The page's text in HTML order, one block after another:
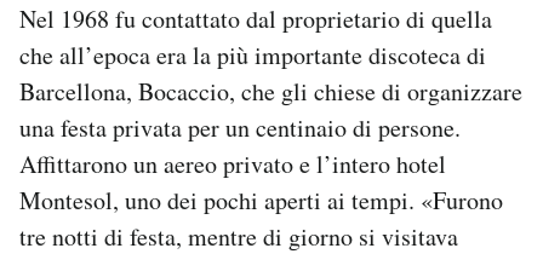
Nel 1968 fu contattato dal proprietario di quella
che all’epoca era la più importante discoteca di
Barcellona, Bocaccio, che gli chiese di organizzare
una festa privata per un centinaio di persone.
Affittarono un aereo privato e l’intero hotel
Montesol, uno dei pochi aperti ai tempi. «Furono
tre notti di festa, mentre di giorno si visitava